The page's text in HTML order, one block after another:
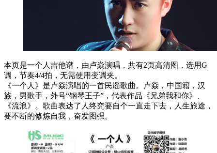
本页是一个人吉他谱，由卢焱演唱，共有2页高清图，选用G
调，节奏4/4拍，无需使用变调夹。
《一个人》是卢焱演唱的一首民谣歌曲。卢焱，中国籍，汉
族，男歌手，外号“钢琴王子”，代表作品《兄弟我和你》、
《流浪》。歌曲表达了人终究要自个一直走下去，人生旅途，
要不断的修炼自我，奋发图强。